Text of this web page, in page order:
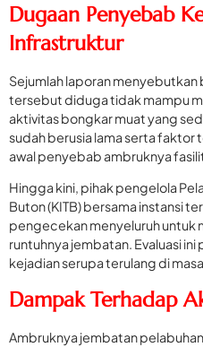
Dugaan Penyebab
Infrastruktur
Sejumlah laporan
tersebut diduga tidak mampu
aktivitas bongkar muat yang
sudah berusia lama serta faktor
awal penyebab ambruknya
Hingga kini, pihak pengelola
Buton (KITB) bersama instansi
pengecekan menyeluruh
runtuhnya jembatan. Evaluasi
kejadian serupa terulang di
Dampak Terhadap
Ambruknya jembatan